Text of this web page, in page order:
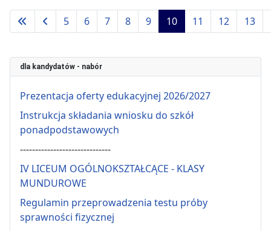
Strona 10 z 125
5 6 7 8 9 10 11 12 13
dla kandydatów - nabór
Prezentacja oferty edukacyjnej 2026/2027
Instrukcja składania wniosku do szkół
ponadpodstawowych
------------------------------
IV LICEUM OGÓLNOKSZTAŁCĄCE - KLASY
MUNDUROWE
Regulamin przeprowadzenia testu próby
sprawności fizycznej